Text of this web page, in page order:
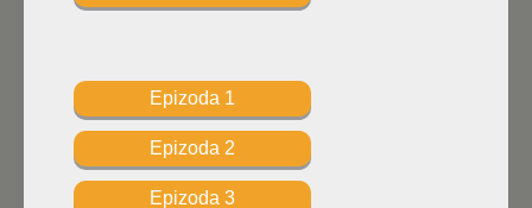
Epizoda 1
Epizoda 2
Epizoda 3